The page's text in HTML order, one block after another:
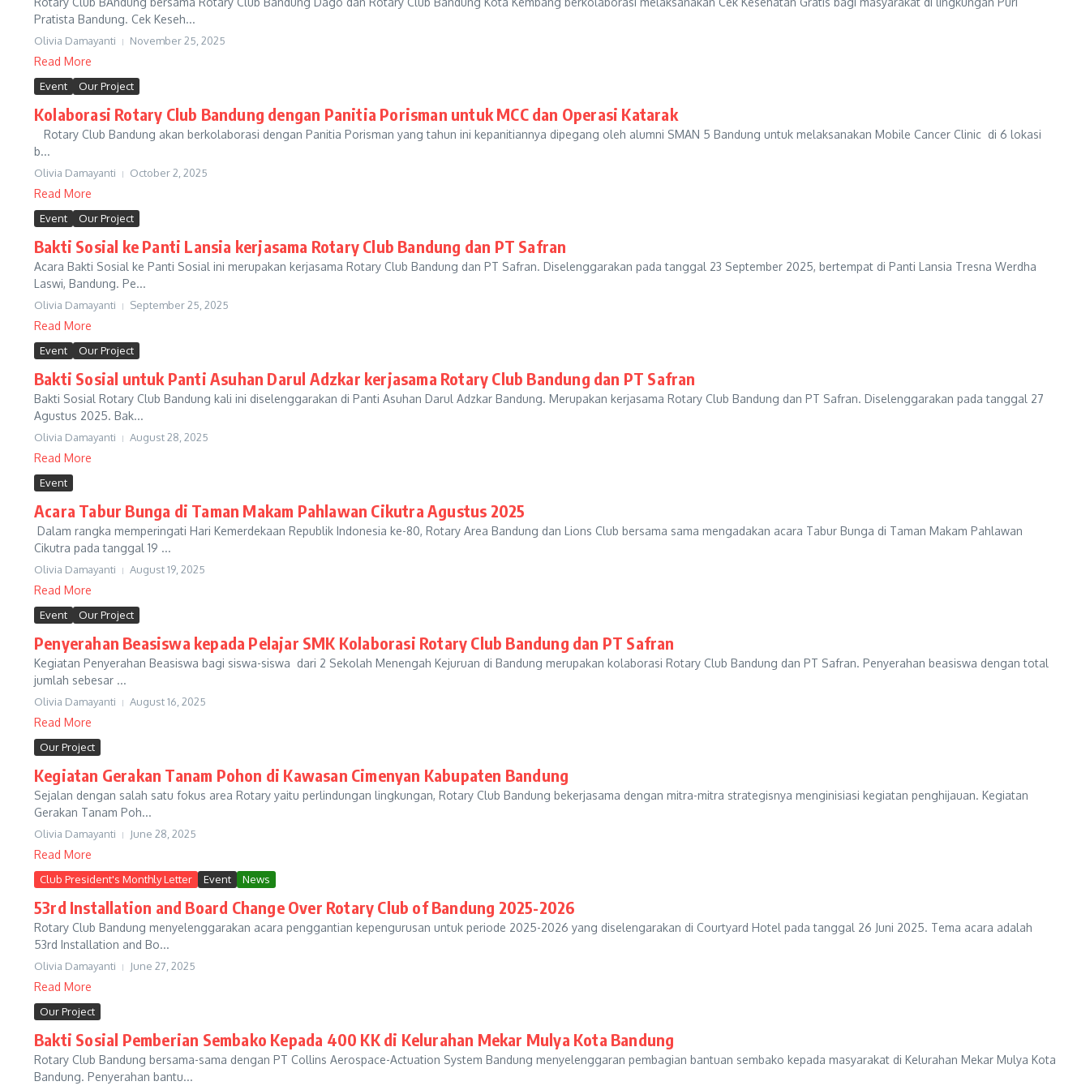
Pratista Bandung. Cek Keseh...
Olivia Damayanti November 25, 2025
Read More
Event Our Project
Kolaborasi Rotary Club Bandung dengan Panitia Porisman untuk MCC dan Operasi Katarak
Rotary Club Bandung akan berkolaborasi dengan Panitia Porisman yang tahun ini kepanitiannya dipegang oleh alumni SMAN 5 Bandung untuk melaksanakan Mobile Cancer Clinic di 6 lokasi
b...
Olivia Damayanti October 2, 2025
Read More
Event Our Project
Bakti Sosial ke Panti Lansia kerjasama Rotary Club Bandung dan PT Safran
Acara Bakti Sosial ke Panti Sosial ini merupakan kerjasama Rotary Club Bandung dan PT Safran. Diselenggarakan pada tanggal 23 September 2025, bertempat di Panti Lansia Tresna Werdha
Laswi, Bandung. Pe...
Olivia Damayanti September 25, 2025
Read More
Event Our Project
Bakti Sosial untuk Panti Asuhan Darul Adzkar kerjasama Rotary Club Bandung dan PT Safran
Bakti Sosial Rotary Club Bandung kali ini diselenggarakan di Panti Asuhan Darul Adzkar Bandung. Merupakan kerjasama Rotary Club Bandung dan PT Safran. Diselenggarakan pada tanggal 27
Agustus 2025. Bak...
Olivia Damayanti August 28, 2025
Read More
Event
Acara Tabur Bunga di Taman Makam Pahlawan Cikutra Agustus 2025
Dalam rangka memperingati Hari Kemerdekaan Republik Indonesia ke-80, Rotary Area Bandung dan Lions Club bersama sama mengadakan acara Tabur Bunga di Taman Makam Pahlawan
Cikutra pada tanggal 19 ...
Olivia Damayanti August 19, 2025
Read More
Event Our Project
Penyerahan Beasiswa kepada Pelajar SMK Kolaborasi Rotary Club Bandung dan PT Safran
Kegiatan Penyerahan Beasiswa bagi siswa-siswa dari 2 Sekolah Menengah Kejuruan di Bandung merupakan kolaborasi Rotary Club Bandung dan PT Safran. Penyerahan beasiswa dengan total
jumlah sebesar ...
Olivia Damayanti August 16, 2025
Read More
Our Project
Kegiatan Gerakan Tanam Pohon di Kawasan Cimenyan Kabupaten Bandung
Sejalan dengan salah satu fokus area Rotary yaitu perlindungan lingkungan, Rotary Club Bandung bekerjasama dengan mitra-mitra strategisnya menginisiasi kegiatan penghijauan. Kegiatan
Gerakan Tanam Poh...
Olivia Damayanti June 28, 2025
Read More
Club President's Monthly Letter Event News
53rd Installation and Board Change Over Rotary Club of Bandung 2025-2026
Rotary Club Bandung menyelenggarakan acara penggantian kepengurusan untuk periode 2025-2026 yang diselengarakan di Courtyard Hotel pada tanggal 26 Juni 2025. Tema acara adalah
53rd Installation and Bo...
Olivia Damayanti June 27, 2025
Read More
Our Project
Bakti Sosial Pemberian Sembako Kepada 400 KK di Kelurahan Mekar Mulya Kota Bandung
Rotary Club Bandung bersama-sama dengan PT Collins Aerospace-Actuation System Bandung menyelenggaran pembagian bantuan sembako kepada masyarakat di Kelurahan Mekar Mulya Kota
Bandung. Penyerahan bantu...